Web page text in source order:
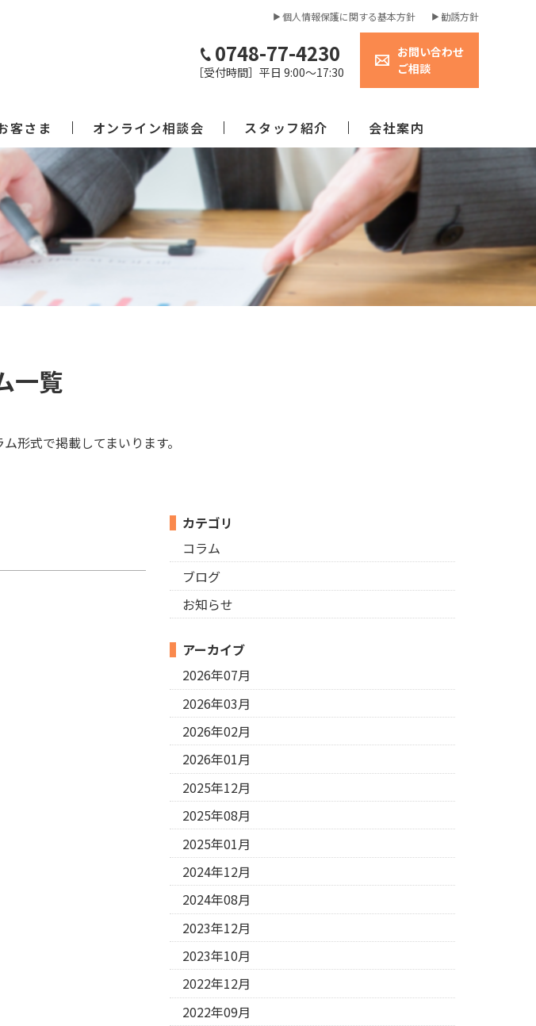
個人情報保護に関する基本方針 勧誘方針
0748-77-4230
［受付時間］平日 9:00～17:30
お問い合わせ
​​​​​​​ご相談
客さま オンライン相談会 スタッフ紹介 会社案内
一覧
形式で掲載してまいります。
カテゴリ
コラム
ブログ
お知らせ
アーカイブ
2026年07月
2026年03月
2026年02月
2026年01月
2025年12月
2025年08月
2025年01月
2024年12月
2024年08月
2023年12月
2023年10月
2022年12月
2022年09月